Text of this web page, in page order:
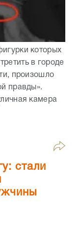
которых
в городе
произошло
правды».
камера
стали